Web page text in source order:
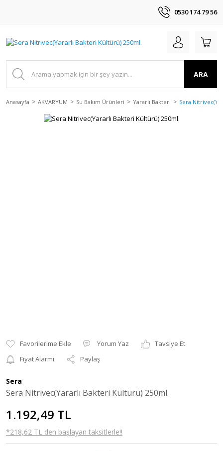
0530 174 79 56
ARA
Anasayfa AKVARYUM Su Bakım Ürünleri Yararlı Bakteri Sera
Yorum Yaz
Tavsiye Et
Fiyat Alarmı
Paylaş
Sera
Sera Nitrivec(Yararlı Bakteri Kültürü) 250ml.
1.192,49 TL
*218,62 TL den başlayan taksitlerle!!